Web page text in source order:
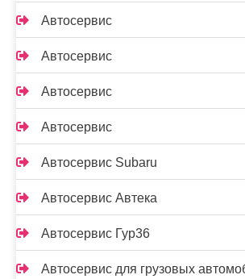
Автосервис
Автосервис
Автосервис
Автосервис
Автосервис Subaru
Автосервис Автека
Автосервис Гур36
Автосервис для грузовых